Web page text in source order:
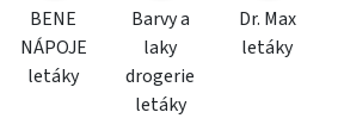
BENE
NÁPOJE
letáky
Barvy a
laky
drogerie
letáky
Dr. Max
letáky